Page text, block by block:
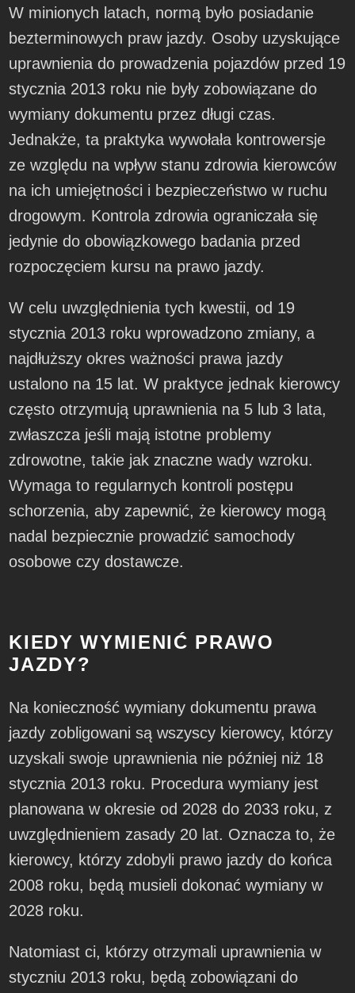
W minionych latach, normą było posiadanie
bezterminowych praw jazdy. Osoby uzyskujące
uprawnienia do prowadzenia pojazdów przed 19
stycznia 2013 roku nie były zobowiązane do
wymiany dokumentu przez długi czas.
Jednakże, ta praktyka wywołała kontrowersje
ze względu na wpływ stanu zdrowia kierowców
na ich umiejętności i bezpieczeństwo w ruchu
drogowym. Kontrola zdrowia ograniczała się
jedynie do obowiązkowego badania przed
rozpoczęciem kursu na prawo jazdy.
W celu uwzględnienia tych kwestii, od 19
stycznia 2013 roku wprowadzono zmiany, a
najdłuższy okres ważności prawa jazdy
ustalono na 15 lat. W praktyce jednak kierowcy
często otrzymują uprawnienia na 5 lub 3 lata,
zwłaszcza jeśli mają istotne problemy
zdrowotne, takie jak znaczne wady wzroku.
Wymaga to regularnych kontroli postępu
schorzenia, aby zapewnić, że kierowcy mogą
nadal bezpiecznie prowadzić samochody
osobowe czy dostawcze.
KIEDY WYMIENIĆ PRAWO
JAZDY?
Na konieczność wymiany dokumentu prawa
jazdy zobligowani są wszyscy kierowcy, którzy
uzyskali swoje uprawnienia nie później niż 18
stycznia 2013 roku. Procedura wymiany jest
planowana w okresie od 2028 do 2033 roku, z
uwzględnieniem zasady 20 lat. Oznacza to, że
kierowcy, którzy zdobyli prawo jazdy do końca
2008 roku, będą musieli dokonać wymiany w
2028 roku.
Natomiast ci, którzy otrzymali uprawnienia w
styczniu 2013 roku, będą zobowiązani do